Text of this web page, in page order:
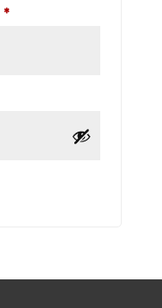
*Obligatorio